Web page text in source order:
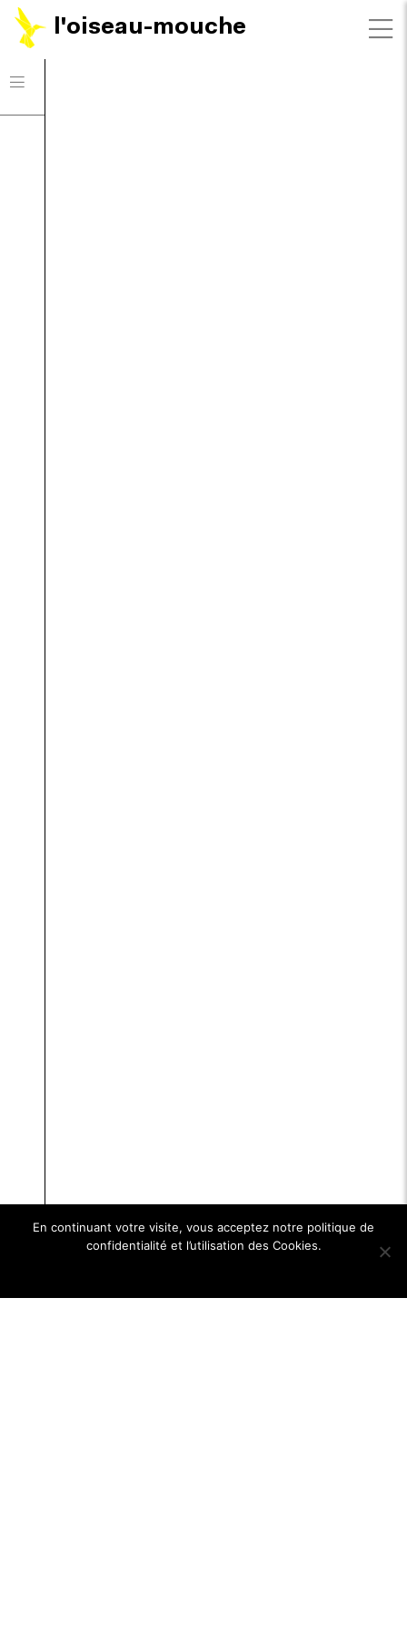
l'oiseau-mouche
En continuant votre visite, vous acceptez notre politique de
confidentialité et l’utilisation des Cookies.